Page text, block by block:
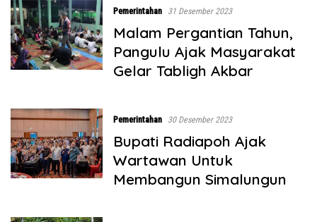
Pemerintahan 31 Desember 2023
Malam Pergantian Tahun,
Pangulu Ajak Masyarakat
Gelar Tabligh Akbar
Pemerintahan 30 Desember 2023
Bupati Radiapoh Ajak
Wartawan Untuk
Membangun Simalungun